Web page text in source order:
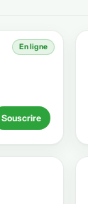
En ligne
Souscrire